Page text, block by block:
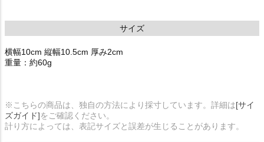
サイズ
横幅10cm 縦幅10.5cm 厚み2cm
重量：約60g
※こちらの商品は、独自の方法により採寸しています。詳細は[サイ
ズガイド]をご確認ください。
計り方によっては、表記サイズと誤差が生じることがあります。